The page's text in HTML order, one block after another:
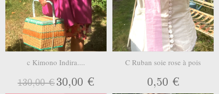
c Kimono Indira....
130,00 €30,00 €
C Ruban soie rose à pois
0,50 €